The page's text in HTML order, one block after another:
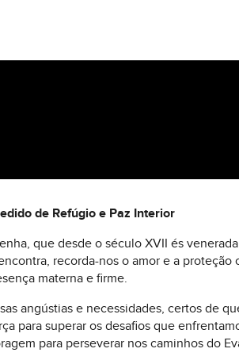
de Refúgio e Paz Interior
que desde o século XVII és
recorda-nos o amor e a
materna e firme.
angústias e necessidades, certos de
para superar os desafios que
para perseverar nos caminhos do